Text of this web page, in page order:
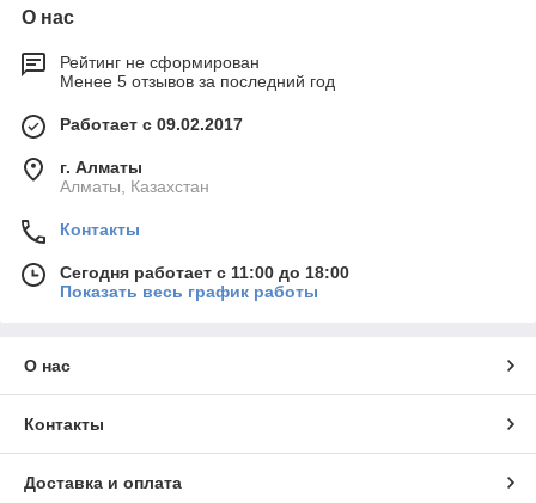
О нас
Рейтинг не сформирован
Менее 5 отзывов за последний год
Работает с 09.02.2017
г. Алматы
Алматы, Казахстан
Контакты
Сегодня работает с 11:00 до 18:00
Показать весь график работы
О нас
Контакты
Доставка и оплата